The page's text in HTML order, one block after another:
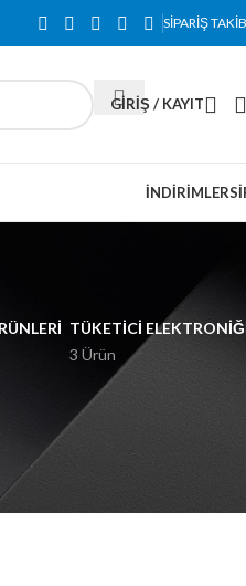
SIPARIŞ
GIRIŞ / KAYIT
İNDIRIMLER
TÜKETICI
3 Ürün